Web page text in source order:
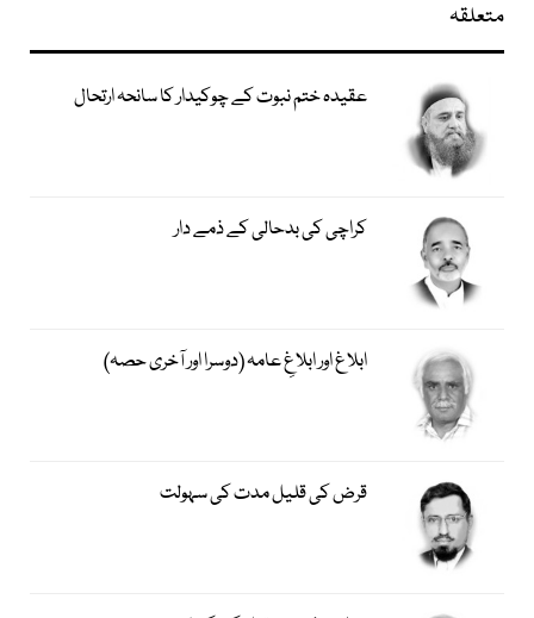
متعلقہ
عقیدہ ختم نبوت کے چوکیدار کا سانحہ ارتحال
کراچی کی بدحالی کے ذمے دار
ابلاغ اور ابلاغِ عامہ (دوسرا اور آخری حصہ)
قرض کی قلیل مدت کی سہولت